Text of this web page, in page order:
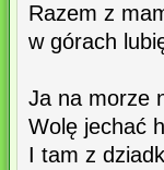
Razem z
w górach
Ja na morze
Wolę jechać
I tam z